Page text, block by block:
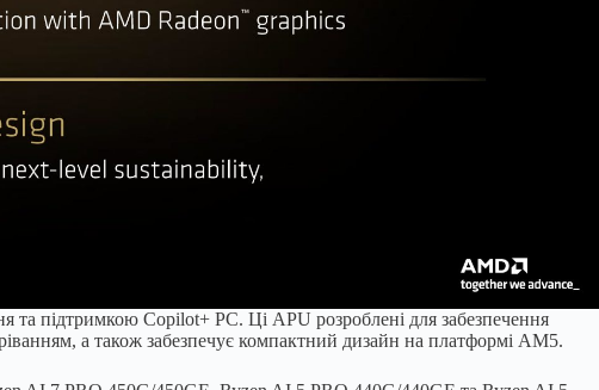
підтримкою Copilot+ PC. Ці APU розроблені для забезпечення
а також забезпечує компактний дизайн на платформі AM5.